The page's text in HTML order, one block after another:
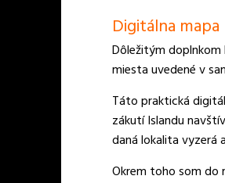
Digitálna mapa
Dôležitým
miesta uvedené v
Táto praktická
zákutí Islandu
daná lokalita vyzerá
Okrem toho som do